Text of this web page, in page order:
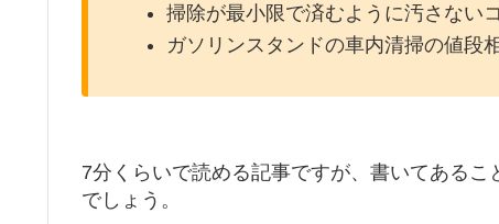
掃除が最小限で済むように汚さない
ガソリンスタンドの車内清掃の値段
7分くらいで読める記事ですが、書いてある
でしょう。